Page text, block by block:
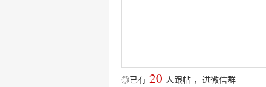
◎已有 20 人跟帖 ， 进微信群